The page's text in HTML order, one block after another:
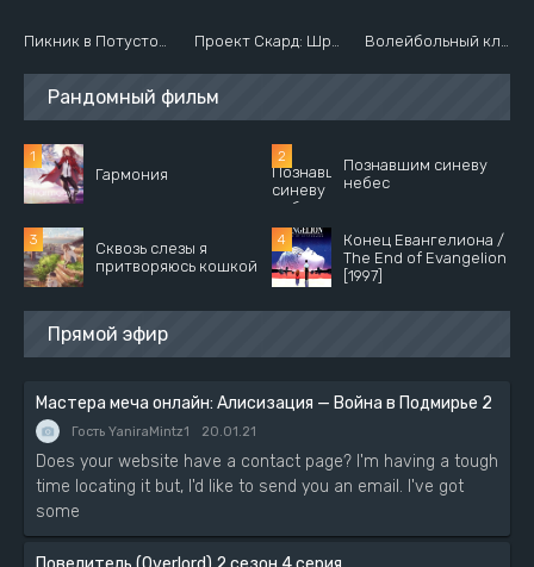
Пикник в Потусторонье Проект Скард: Шрам Прэйтер Волейбольный клуб старшей школы Сэйин
Рандомный фильм
Гармония
Познавшим синеву
небес
Сквозь слезы я
притворяюсь кошкой
Конец Евангелиона /
The End of Evangelion
[1997]
Прямой эфир
Мастера меча онлайн: Алисизация — Война в Подмирье 2
Гость YaniraMintz1 20.01.21
Does your website have a contact page? I'm having a tough
time locating it but, I'd like to send you an email. I've got
some